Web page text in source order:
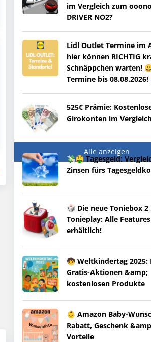
im Vergleich zum
DRIVER NO2?
Lidl Outlet Termine im
hier können RICHTIG
Schnäppchen warten!
Termine bis 08.08.2026!
525€ Prämie:
Girokonten im
Alle anzeigen
💸🤑 Tagesgeld:
Zinsen fürs
🎲 Die neue Toniebox
Tonieplay: Alle
erhältlich!
🧒 Weltkindertag 2025:
Gratis-Aktionen &amp;
kostenlosen Produkte
👶 Amazon Baby-
Rabatt, Geschenk
Vorteile